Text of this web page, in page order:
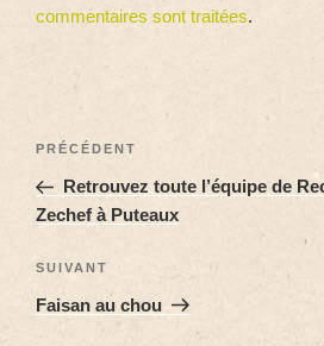
commentaires sont traitées.
PRÉCÉDENT
Retrouvez toute l’équipe de
Zechef à Puteaux
SUIVANT
Faisan au chou